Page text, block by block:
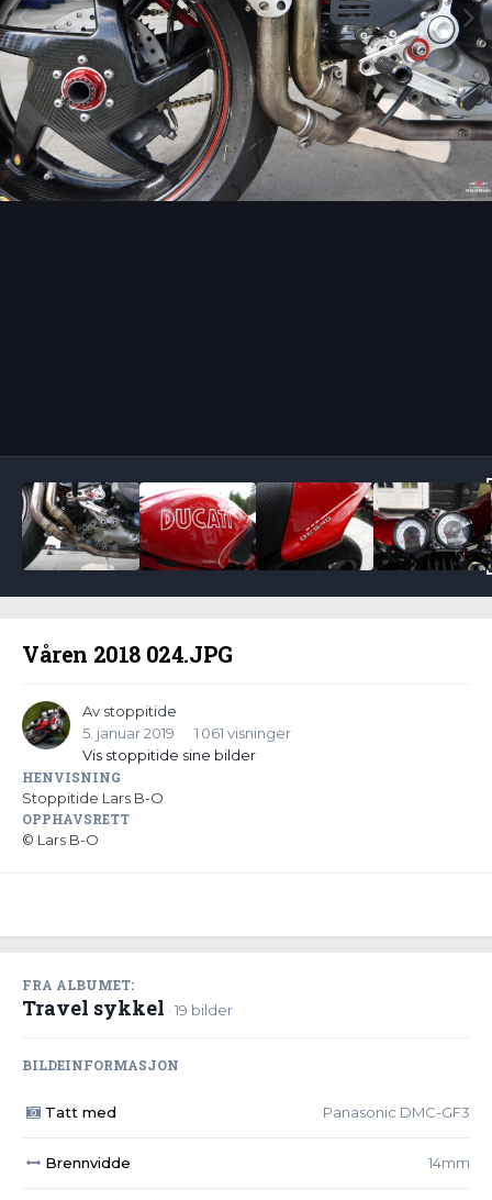
Våren 2018 024.JPG
Av stoppitide
5. januar 2019
1 061 visninger
Vis stoppitide sine bilder
HENVISNING
Stoppitide Lars B-O
OPPHAVSRETT
© Lars B-O
FRA ALBUMET:
Travel sykkel · 19 bilder
BILDEINFORMASJON
Tatt med Panasonic DMC-GF3
Brennvidde 14mm